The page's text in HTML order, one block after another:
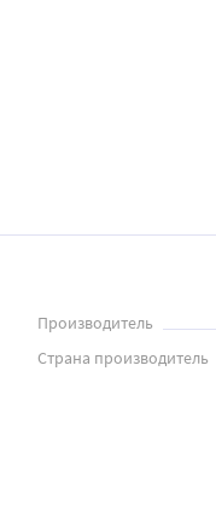
Производитель
Страна производитель